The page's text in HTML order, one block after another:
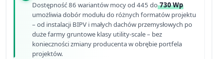
Dostępność 86 wariantów mocy od 445 do730 Wp
umożliwia dobór modułu do różnych formatów projektu
– od instalacji BIPV i małych dachów przemysłowych po
duże farmy gruntowe klasy utility-scale – bez
konieczności zmiany producenta w obrębie portfela
projektów.